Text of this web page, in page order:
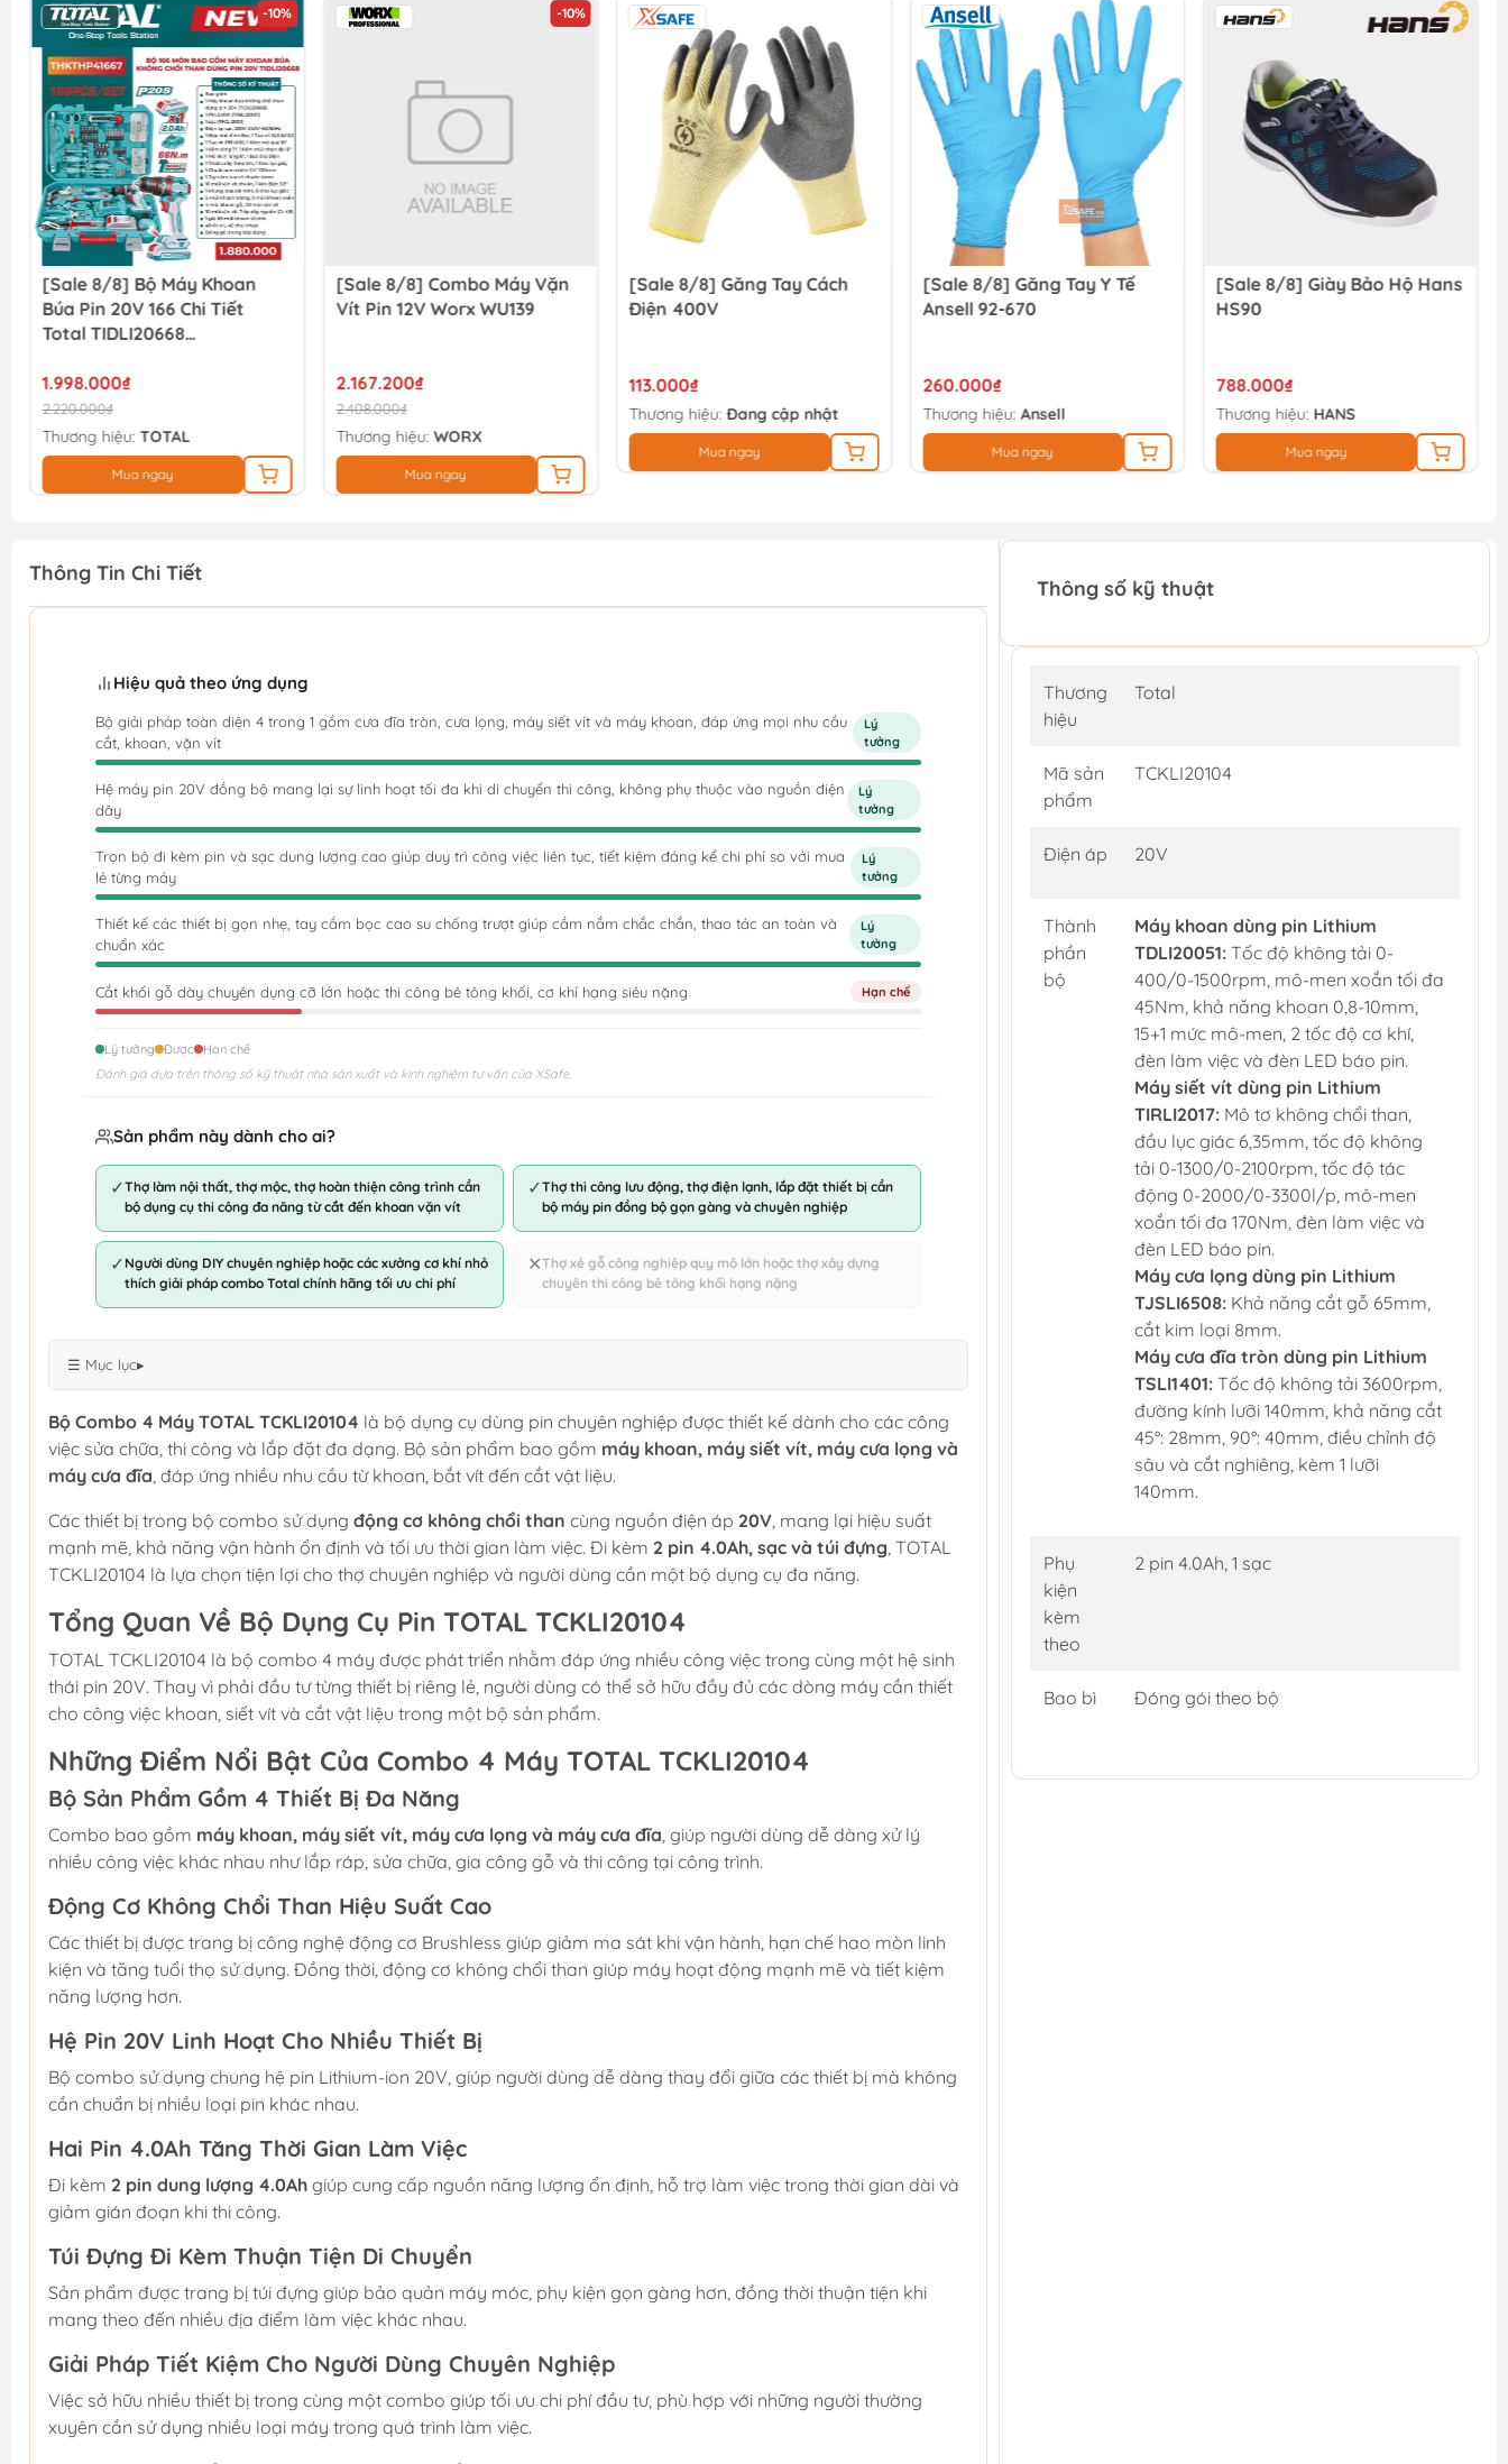
-10%
[Sale 8/8] Bộ Máy Khoan
Búa Pin 20V 166 Chi Tiết
Total TIDLI20668
1.998.000₫
2.220.000₫
Thương hiệu: TOTAL
Mua ngay
-10%
[Sale 8/8] Combo Máy Vặn
Vít Pin 12V Worx WU139
2.167.200₫
2.408.000₫
Thương hiệu:WORX
Mua ngay
[Sale 8/8] Găng Tay Cách
Điện 400V
113.000₫
Thương hiệu:Đang cập nhật
Mua ngay
[Sale 8/8] Găng Tay Y Tế
Ansell 92-670
260.000₫
Thương hiệu:Ansell
Mua ngay
[Sale 8/8] Giày Bảo Hộ Hans
HS90
788.000₫
Thương hiệu: HANS
Mua ngay
Thông Tin Chi Tiết
Hiệu quả theo ứng dụng
Bộ giải pháp toàn diện 4 trong 1 gồm cưa đĩa tròn, cưa lọng, máy siết vít và máy khoan, đáp ứng mọi nhu cầu
cắt, khoan, vặn vít
Lý
tưởng
Hệ máy pin 20V đồng bộ mang lại sự linh hoạt tối đa khi di chuyển thi công, không phụ thuộc vào nguồn điện
dây
Lý
tưởng
Trọn bộ đi kèm pin và sạc dung lượng cao giúp duy trì công việc liên tục, tiết kiệm đáng kể chi phí so với mua
lẻ từng máy
Lý
tưởng
Thiết kế các thiết bị gọn nhẹ, tay cầm bọc cao su chống trượt giúp cầm nắm chắc chắn, thao tác an toàn và
chuẩn xác
Lý
tưởng
Cắt khối gỗ dày chuyên dụng cỡ lớn hoặc thi công bê tông khối, cơ khí hạng siêu nặng Hạn chế
Lý tưởng Được
Hạn chế
Đánh giá dựa trên thông số kỹ thuật nhà sản xuất và kinh nghiệm tư vấn của XSafe.
Sản phẩm này dành cho ai?
✓Thợ làm nội thất, thợ mộc, thợ hoàn thiện công trình cần
bộ dụng cụ thi công đa năng từ cắt đến khoan vặn vít
✓Thợ thi công lưu động, thợ điện lạnh, lắp đặt thiết bị cần
bộ máy pin đồng bộ gọn gàng và chuyên nghiệp
✓ Người dùng DIY chuyên nghiệp hoặc các xưởng cơ khí nhỏ
thích giải pháp combo Total chính hãng tối ưu chi phí
✕Thợ xẻ gỗ công nghiệp quy mô lớn hoặc thợ xây dựng
chuyên thi công bê tông khối hạng nặng
☰ Mục lục▸
Bộ Combo 4 Máy TOTAL TCKLI20104 là bộ dụng cụ dùng pin chuyên nghiệp được thiết kế dành cho các công
việc sửa chữa, thi công và lắp đặt đa dạng. Bộ sản phẩm bao gồm máy khoan, máy siết vít, máy cưa lọng và
máy cưa đĩa, đáp ứng nhiều nhu cầu từ khoan, bắt vít đến cắt vật liệu.
Các thiết bị trong bộ combo sử dụng động cơ không chổi than cùng nguồn điện áp 20V, mang lại hiệu suất
mạnh mẽ, khả năng vận hành ổn định và tối ưu thời gian làm việc. Đi kèm 2 pin 4.0Ah, sạc và túi đựng, TOTAL
TCKLI20104 là lựa chọn tiện lợi cho thợ chuyên nghiệp và người dùng cần một bộ dụng cụ đa năng.
Tổng Quan Về Bộ Dụng Cụ Pin TOTAL TCKLI20104
TOTAL TCKLI20104 là bộ combo 4 máy được phát triển nhằm đáp ứng nhiều công việc trong cùng một hệ sinh
thái pin 20V. Thay vì phải đầu tư từng thiết bị riêng lẻ, người dùng có thể sở hữu đầy đủ các dòng máy cần thiết
cho công việc khoan, siết vít và cắt vật liệu trong một bộ sản phẩm.
Những Điểm Nổi Bật Của Combo 4 Máy TOTAL TCKLI20104
Bộ Sản Phẩm Gồm 4 Thiết Bị Đa Năng
Combo bao gồm máy khoan, máy siết vít, máy cưa lọng và máy cưa đĩa, giúp người dùng dễ dàng xử lý
nhiều công việc khác nhau như lắp ráp, sửa chữa, gia công gỗ và thi công tại công trình.
Động Cơ Không Chổi Than Hiệu Suất Cao
Các thiết bị được trang bị công nghệ động cơ Brushless giúp giảm ma sát khi vận hành, hạn chế hao mòn linh
kiện và tăng tuổi thọ sử dụng. Đồng thời, động cơ không chổi than giúp máy hoạt động mạnh mẽ và tiết kiệm
năng lượng hơn.
Hệ Pin 20V Linh Hoạt Cho Nhiều Thiết Bị
Bộ combo sử dụng chung hệ pin Lithium-ion 20V, giúp người dùng dễ dàng thay đổi giữa các thiết bị mà không
cần chuẩn bị nhiều loại pin khác nhau.
Hai Pin 4.0Ah Tăng Thời Gian Làm Việc
Đi kèm 2 pin dung lượng 4.0Ah giúp cung cấp nguồn năng lượng ổn định, hỗ trợ làm việc trong thời gian dài và
giảm gián đoạn khi thi công.
Túi Đựng Đi Kèm Thuận Tiện Di Chuyển
Sản phẩm được trang bị túi đựng giúp bảo quản máy móc, phụ kiện gọn gàng hơn, đồng thời thuận tiện khi
mang theo đến nhiều địa điểm làm việc khác nhau.
Giải Pháp Tiết Kiệm Cho Người Dùng Chuyên Nghiệp
Việc sở hữu nhiều thiết bị trong cùng một combo giúp tối ưu chi phí đầu tư, phù hợp với những người thường
xuyên cần sử dụng nhiều loại máy trong quá trình làm việc.
Thông số kỹ thuật
Thương
hiệu
Total
Mã sản
phẩm
TCKLI20104
Điện áp 20V
Thành
phần
bộ
Máy khoan dùng pin Lithium
TDLI20051:Tốc độ không tải 0-
400/0-1500rpm, mô-men xoắn tối đa
45Nm, khả năng khoan 0,8-10mm,
15+1 mức mô-men, 2 tốc độ cơ khí,
đèn làm việc và đèn LED báo pin.
Máy siết vít dùng pin Lithium
TIRLI2017:Mô tơ không chổi than,
đầu lục giác 6,35mm, tốc độ không
tải 0-1300/0-2100rpm, tốc độ tác
động 0-2000/0-3300l/p, mô-men
xoắn tối đa 170Nm, đèn làm việc và
đèn LED báo pin.
Máy cưa lọng dùng pin Lithium
TJSLI6508:Khả năng cắt gỗ 65mm,
cắt kim loại 8mm.
Máy cưa đĩa tròn dùng pin Lithium
TSLI1401:Tốc độ không tải 3600rpm,
đường kính lưỡi 140mm, khả năng cắt
45°: 28mm, 90°: 40mm, điều chỉnh độ
sâu và cắt nghiêng, kèm 1 lưỡi
140mm.
Phụ
kiện
kèm
theo
2 pin 4.0Ah, 1 sạc
Bao bì Đóng gói theo bộ